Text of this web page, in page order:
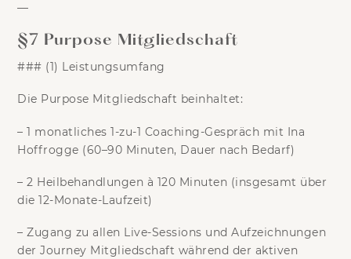
—
§7 Purpose Mitgliedschaft
### (1) Leistungsumfang
Die Purpose Mitgliedschaft beinhaltet:
–1 monatliches 1-zu-1 Coaching-Gespräch mit Ina
Hoffrogge (60–90 Minuten, Dauer nach Bedarf)
–2 Heilbehandlungen à 120 Minuten (insgesamt über
die 12-Monate-Laufzeit)
– Zugang zu allen Live-Sessions und Aufzeichnungen
der Journey Mitgliedschaft während der aktiven